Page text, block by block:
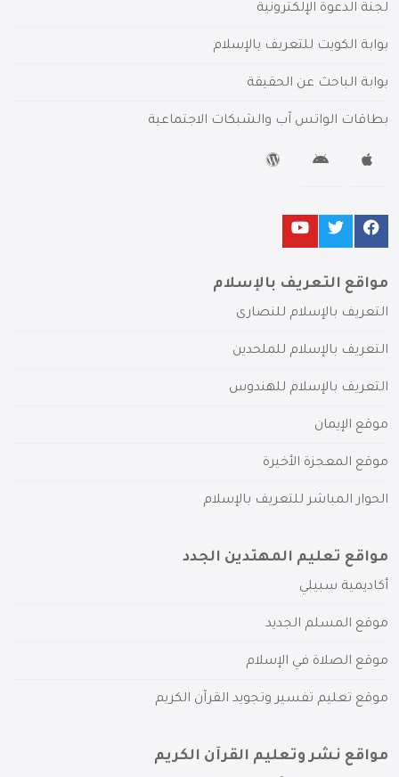
لجنة الدعوة الإلكترونية
بوابة الكويت للتعريف بالإسلام
بوابة الباحث عن الحقيقة
بطاقات الواتس آب والشبكات الاجتماعية
مواقع التعريف بالإسلام
التعريف بالإسلام للنصارى
التعريف بالإسلام للملحدين
التعريف بالإسلام للهندوس
موقع الإيمان
موقع المعجزة الأخيرة
الحوار المباشر للتعريف بالإسلام
مواقع تعليم المهتدين الجدد
أكاديمية سبيلي
موقع المسلم الجديد
موقع الصلاة في الإسلام
موقع تعليم تفسير وتجويد القرآن الكريم
مواقع نشر وتعليم القرآن الكريم